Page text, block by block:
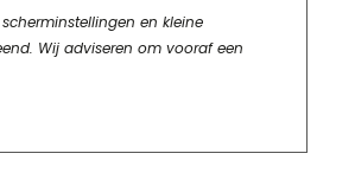
en kleine
Wij adviseren om vooraf een